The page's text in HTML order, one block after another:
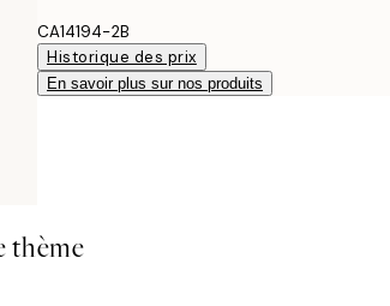
CA14194-2B
Historique des prix
En savoir plus sur nos produits
thème